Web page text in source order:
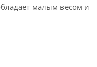
малым весом и